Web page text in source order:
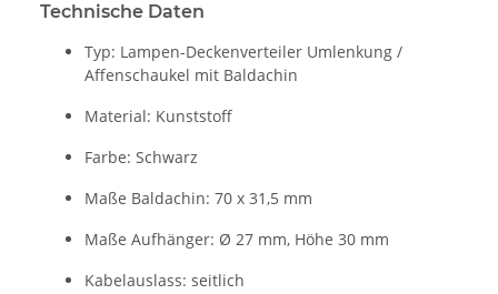
Technische Daten
Typ: Lampen-Deckenverteiler Umlenkung /
Affenschaukel mit Baldachin
Material: Kunststoff
Farbe: Schwarz
Maße Baldachin: 70 x 31,5 mm
Maße Aufhänger: Ø 27 mm, Höhe 30 mm
Kabelauslass: seitlich